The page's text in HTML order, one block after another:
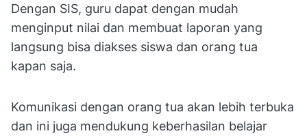
Dengan SIS, guru dapat dengan mudah
menginput nilai dan membuat laporan yang
langsung bisa diakses siswa dan orang tua
kapan saja.
Komunikasi dengan orang tua akan lebih terbuka
dan ini juga mendukung keberhasilan belajar